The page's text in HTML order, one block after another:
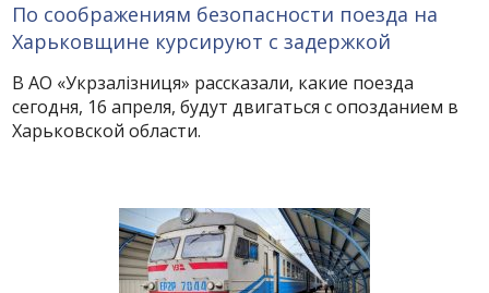
По соображениям безопасности поезда на
Харьковщине курсируют с задержкой
В АО «Укрзалізниця» рассказали, какие поезда
сегодня, 16 апреля, будут двигаться с опозданием в
Харьковской области.